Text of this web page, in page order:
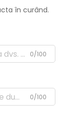
în curând.
0/100
0/100